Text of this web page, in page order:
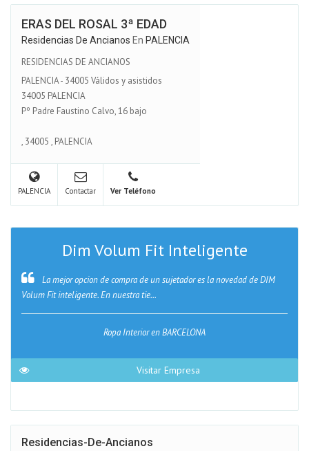
ERAS DEL ROSAL 3ª EDAD
Residencias De Ancianos En PALENCIA
RESIDENCIAS DE ANCIANOS
PALENCIA - 34005 Válidos y asistidos
34005 PALENCIA
Pº Padre Faustino Calvo, 16 bajo
, 34005 , PALENCIA
PALENCIA Contactar Ver Teléfono
Dim Volum Fit Inteligente
La mejor opcion de compra de un sujetador es la novedad de DIM
Volum Fit inteligente. En nuestra tie...
Ropa Interior en BARCELONA
Visitar Empresa
Residencias-De-Ancianos